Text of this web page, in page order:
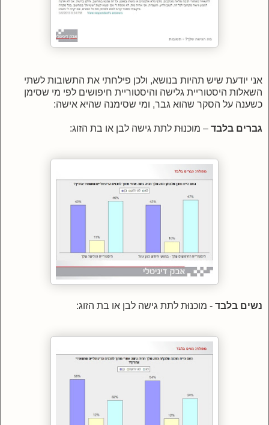
אני יודעת שיש תהיות בנושא, ולכן פילחתי את התשובות לשתי
השאלות היסטוריית גלישה והיסטוריית חיפושים לפי מי שסימן
כשענה על הסקר שהוא גבר, ומי שסימנה שהיא אישה:
גברים בלבד – מוכנוּת לתת גישה לבן או בת הזוג:
נשים בלבד - מוכנוּת לתת גישה לבן או בת הזוג: